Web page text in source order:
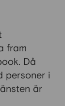
fram
Då
personer i
är